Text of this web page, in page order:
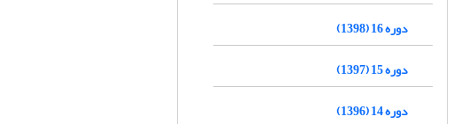
دوره 16 (1398)
دوره 15 (1397)
دوره 14 (1396)